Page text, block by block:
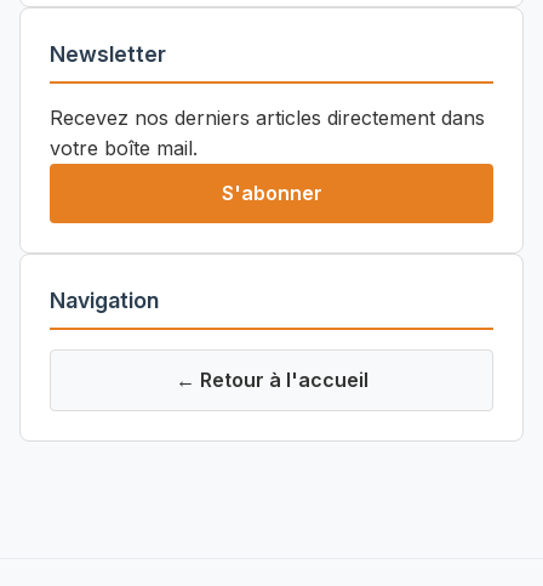
Newsletter
Recevez nos derniers articles directement dans
votre boîte mail.
S'abonner
Navigation
← Retour à l'accueil